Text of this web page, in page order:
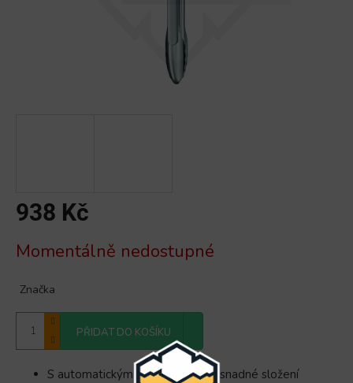
938 Kč
cena:
Momentálně nedostupné
Značka
PŘIDAT DO KOŠÍKU
S automatickým zamykáním pro snadné složení